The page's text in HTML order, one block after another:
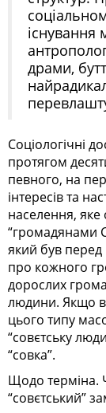
існування
драми,
Соціологічні
протягом
певного, на
інтересів та
населення,
“громадянами
який був
про кожного
дорослих
людини. Якщо
цього типу
“совєтську
“совка”.
Щодо терміна.
“совєтський”